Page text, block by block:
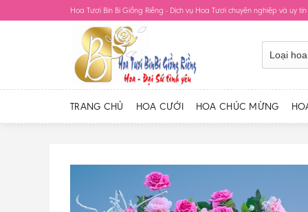
Hoa Tươi Bin Bi Giồng Riềng - Dịch vụ Hoa Tươi chuyên nghiệp và uy tín
TRANG CHỦ HOA CƯỚI HOA CHÚC MỪNG